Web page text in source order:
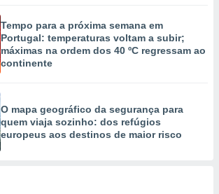
Tempo para a próxima semana em
Portugal: temperaturas voltam a subir;
máximas na ordem dos 40 ºC regressam ao
continente
O mapa geográfico da segurança para
quem viaja sozinho: dos refúgios
europeus aos destinos de maior risco